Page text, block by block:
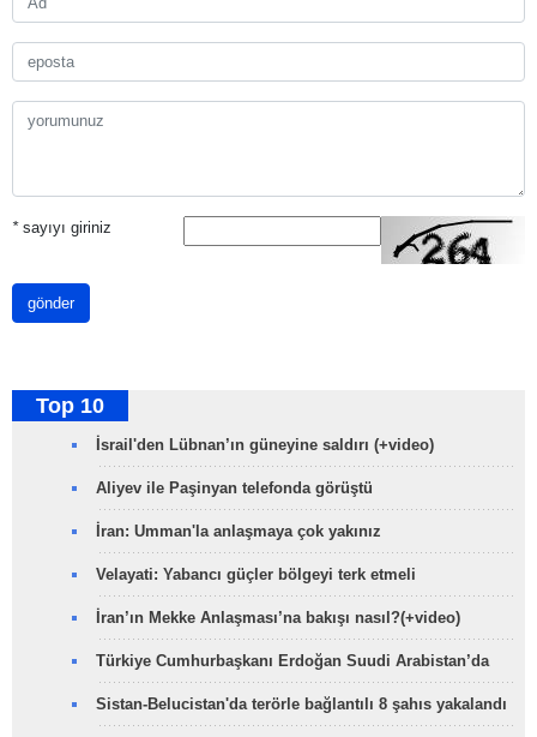
*sayıyı giriniz
gönder
Top 10
İsrail'den Lübnan’ın güneyine saldırı (+video)
Aliyev ile Paşinyan telefonda görüştü
İran: Umman'la anlaşmaya çok yakınız
Velayati: Yabancı güçler bölgeyi terk etmeli
İran’ın Mekke Anlaşması’na bakışı nasıl?(+video)
Türkiye Cumhurbaşkanı Erdoğan Suudi Arabistan’da
Sistan-Belucistan'da terörle bağlantılı 8 şahıs yakalandı